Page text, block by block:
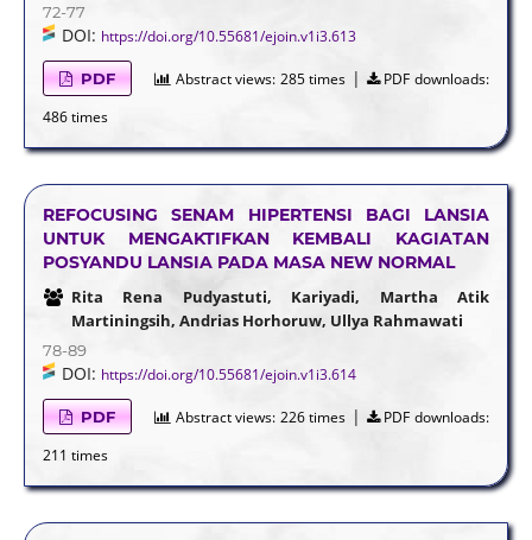
72-77
DOI: https://doi.org/10.55681/ejoin.v1i3.613
PDF Abstract views: 285 times |
PDF downloads:
486 times
REFOCUSING SENAM HIPERTENSI BAGI LANSIA
UNTUK MENGAKTIFKAN KEMBALI KAGIATAN
POSYANDU LANSIA PADA MASA NEW NORMAL
Rita Rena Pudyastuti, Kariyadi, Martha Atik
Martiningsih, Andrias Horhoruw, Ullya Rahmawati
78-89
DOI: https://doi.org/10.55681/ejoin.v1i3.614
PDF Abstract views: 226 times |
PDF downloads:
211 times